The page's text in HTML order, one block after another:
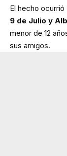
El hecho
9 de Julio y
menor de 12
sus amigos.